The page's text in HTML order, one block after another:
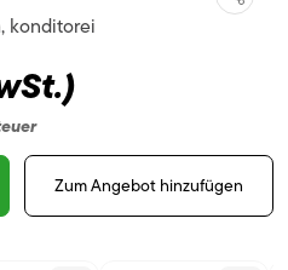
konditorei
Zum Angebot hinzufügen